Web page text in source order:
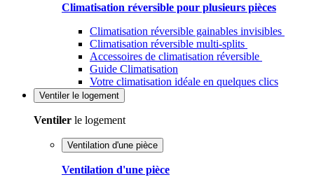
Climatisation réversible pour plusieurs pièces
Climatisation réversible gainables invisibles
Climatisation réversible multi-splits
Accessoires de climatisation réversible
Guide Climatisation
Votre climatisation idéale en quelques clics
Ventiler le logement
Ventiler le logement
Ventilation d'une pièce
Ventilation d'une pièce